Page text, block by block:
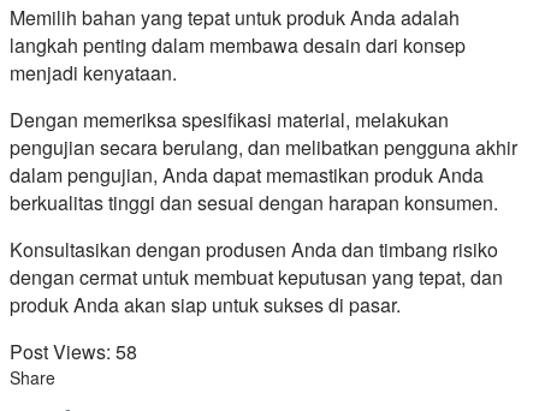
Memilih bahan yang tepat untuk produk Anda adalah
langkah penting dalam membawa desain dari konsep
menjadi kenyataan.
Dengan memeriksa spesifikasi material, melakukan
pengujian secara berulang, dan melibatkan pengguna akhir
dalam pengujian, Anda dapat memastikan produk Anda
berkualitas tinggi dan sesuai dengan harapan konsumen.
Konsultasikan dengan produsen Anda dan timbang risiko
dengan cermat untuk membuat keputusan yang tepat, dan
produk Anda akan siap untuk sukses di pasar.
Post Views: 58
Share